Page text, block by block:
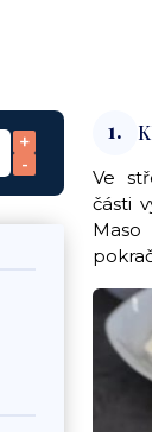
+
-
1.
Ve
části